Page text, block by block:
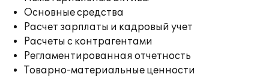
Основные средства
Расчет зарплаты и кадровый учет
Расчеты с контрагентами
Регламентированная отчетность
Товарно-материальные ценности